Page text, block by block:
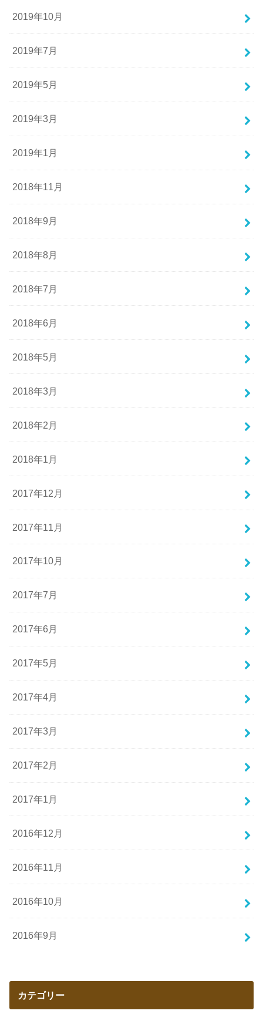
2019年10月
2019年7月
2019年5月
2019年3月
2019年1月
2018年11月
2018年9月
2018年8月
2018年7月
2018年6月
2018年5月
2018年3月
2018年2月
2018年1月
2017年12月
2017年11月
2017年10月
2017年7月
2017年6月
2017年5月
2017年4月
2017年3月
2017年2月
2017年1月
2016年12月
2016年11月
2016年10月
2016年9月
カテゴリー